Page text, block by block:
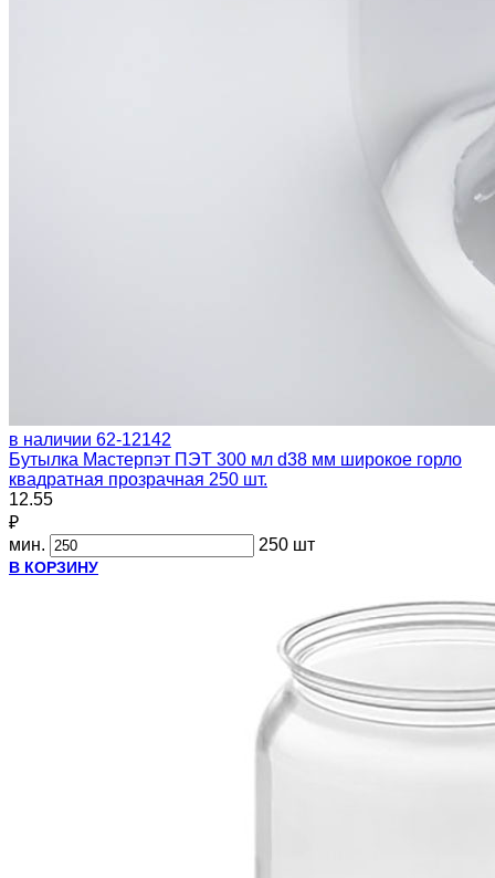
в наличии 62-12142
Бутылка Мастерпэт ПЭТ 300 мл d38 мм широкое горло
квадратная прозрачная 250 шт.
12.55
₽
мин.
250 шт
В КОРЗИНУ